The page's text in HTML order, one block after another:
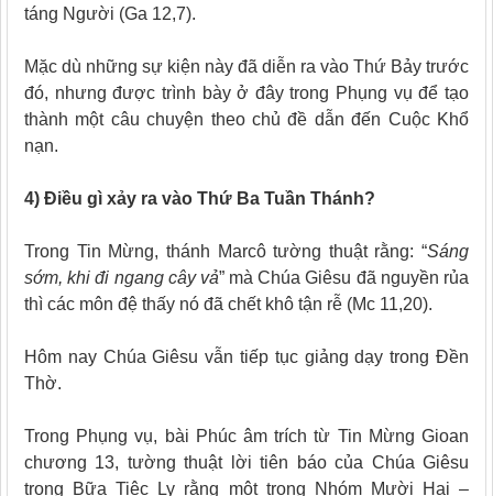
táng Người (Ga 12,7).
Mặc dù những sự kiện này đã diễn ra vào Thứ Bảy trước
đó, nhưng được trình bày ở đây trong Phụng vụ để tạo
thành một câu chuyện theo chủ đề dẫn đến Cuộc Khổ
nạn.
4) Điều gì xảy ra vào Thứ Ba Tuần Thánh?
Trong Tin Mừng, thánh Marcô tường thuật rằng: “Sáng
sớm, khi đi ngang cây vả” mà Chúa Giêsu đã nguyền rủa
thì các môn đệ thấy nó đã chết khô tận rễ (Mc 11,20).
Hôm nay Chúa Giêsu vẫn tiếp tục giảng dạy trong Đền
Thờ.
Trong Phụng vụ, bài Phúc âm trích từ Tin Mừng Gioan
chương 13, tường thuật lời tiên báo của Chúa Giêsu
trong Bữa Tiệc Ly rằng một trong Nhóm Mười Hai –